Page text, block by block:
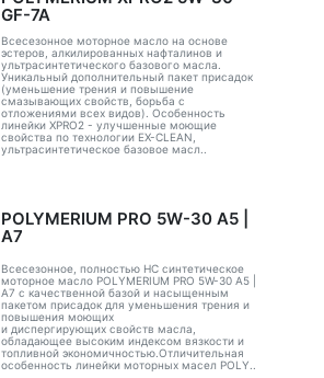
GF-7A
Всесезонное моторное масло на основе
эстеров, алкилированных нафталинов и
ультрасинтетического базового масла.
Уникальный дополнительный пакет присадок
(уменьшение трения и повышение
смазывающих свойств, борьба с
отложениями всех видов). Особенность
линейки XPRO2 - улучшенные моющие
свойства по технологии EX-CLEAN,
ультрасинтетическое базовое масл..
POLYMERIUM PRO 5W-30 A5 |
А7
Всесезонное, полностью HC синтетическое
моторное масло POLYMERIUM PRO 5W-30 A5 |
А7 с качественной базой и насыщенным
пакетом присадок для уменьшения трения и
повышения моющих
и диспергирующих свойств масла,
обладающее высоким индексом вязкости и
топливной экономичностью.Отличительная
особенность линейки моторных масел POLY..